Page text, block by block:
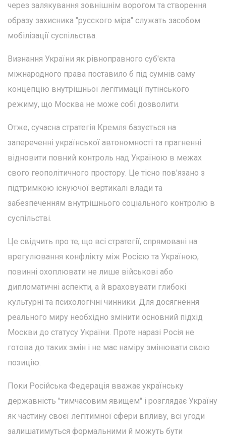
через залякування зовнішнім ворогом та створення
образу захисника "русского міра" служать засобом
мобілізації суспільства.
Визнання України як рівноправного суб'єкта
міжнародного права поставило б під сумнів саму
концепцію внутрішньої легітимації путінського
режиму, що Москва не може собі дозволити.
Отже, сучасна стратегія Кремля базується на
запереченні української автономності та прагненні
відновити повний контроль над Україною в межах
свого геополітичного простору. Це тісно пов'язано з
підтримкою існуючої вертикалі влади та
забезпеченням внутрішнього соціального контролю в
суспільстві.
Це свідчить про те, що всі стратегії, спрямовані на
врегулювання конфлікту між Росією та Україною,
повинні охоплювати не лише військові або
дипломатичні аспекти, а й враховувати глибокі
культурні та психологічні чинники. Для досягнення
реального миру необхідно змінити основний підхід
Москви до статусу України. Проте наразі Росія не
готова до таких змін і не має наміру змінювати свою
позицію.
Поки Російська Федерація вважає українську
державність "тимчасовим явищем" і розглядає Україну
як частину своєї легітимної сфери впливу, всі угоди
залишатимуться формальними й можуть бути